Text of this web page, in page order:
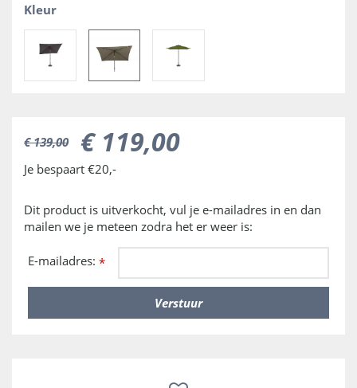
Kleur
€ 139,00 € 119,00
Je bespaart €20,-
Dit product is uitverkocht, vul je e-mailadres in en dan
mailen we je meteen zodra het er weer is:
E-mailadres: *